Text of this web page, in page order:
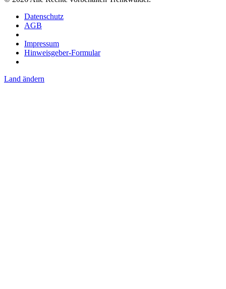
Datenschutz
AGB
Impressum
Hinweisgeber-Formular
Land ändern